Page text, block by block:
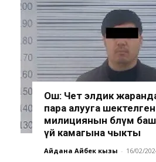
Ош: Чет элдик
пара алууга шектелген
милициянын бөлүм
үй камагына чыкты
Айдана Айбек кызы - 16/02/